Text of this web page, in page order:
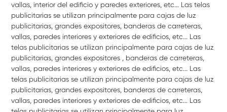
vallas, interior del edificio y paredes exteriores, etc... Las telas
publicitarias se utilizan principalmente para cajas de luz
publicitarias, grandes expositores, banderas de carreteras,
vallas, paredes interiores y exteriores de edificios, etc... Las
telas publicitarias se utilizan principalmente para cajas de luz
publicitarias, grandes expositores , banderas de carreteras,
vallas, paredes interiores y exteriores de edificios, etc... Las
telas publicitarias se utilizan principalmente para cajas de luz
publicitarias, grandes expositores, banderas de carreteras,
vallas, paredes interiores y exteriores de edificios, etc... Las